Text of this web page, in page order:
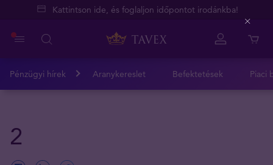
Kattintson ide, és foglaljon időpontot irodánkba!
Pénzügyi hírek Aranykereslet Befektetések Piaci
2
Close